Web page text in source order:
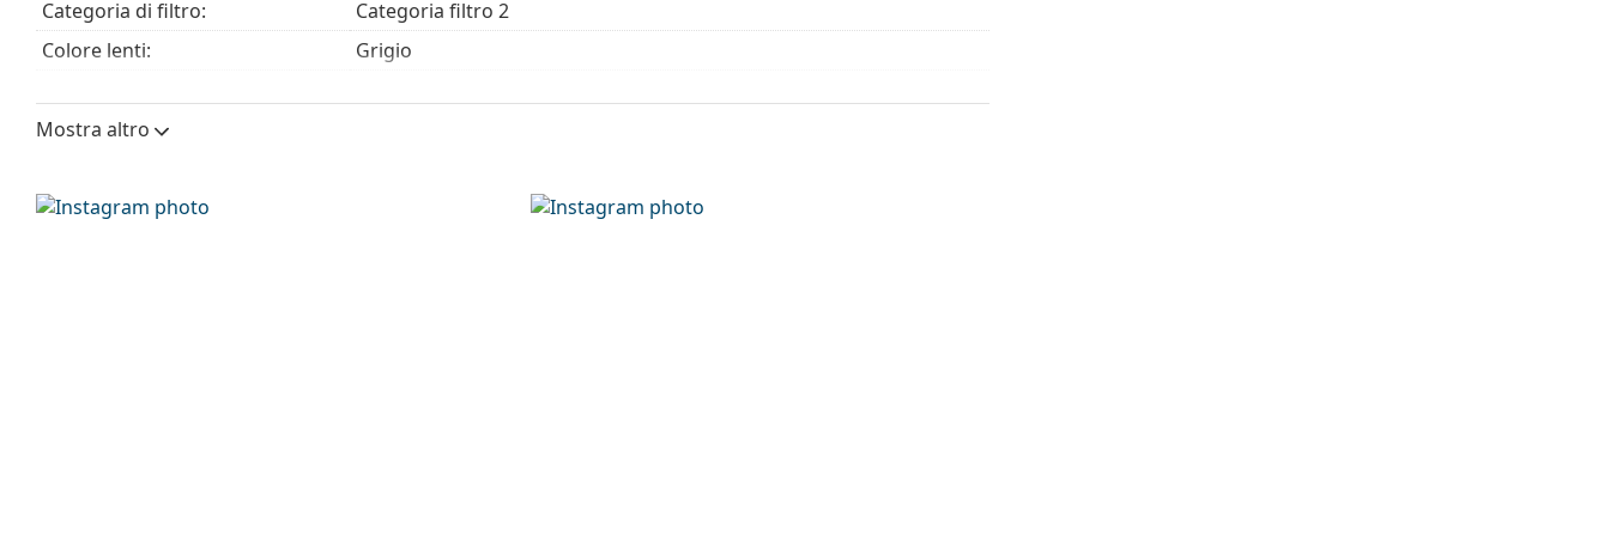
Categoria di filtro:
Categoria filtro 2
Colore lenti:
Grigio
Diametro lente (Calibro):
Filtro UV 400:
Mostra altro